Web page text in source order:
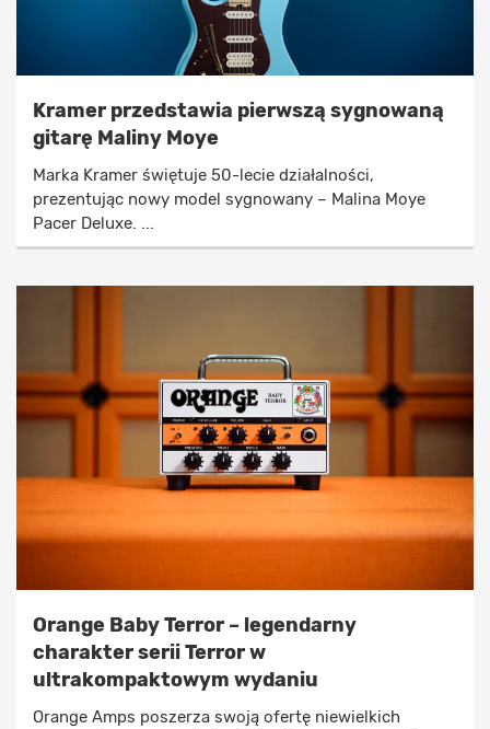
Kramer przedstawia pierwszą sygnowaną
gitarę Maliny Moye
Marka Kramer świętuje 50-lecie działalności,
prezentując nowy model sygnowany – Malina Moye
Pacer Deluxe. ...
Orange Baby Terror – legendarny
charakter serii Terror w
ultrakompaktowym wydaniu
Orange Amps poszerza swoją ofertę niewielkich